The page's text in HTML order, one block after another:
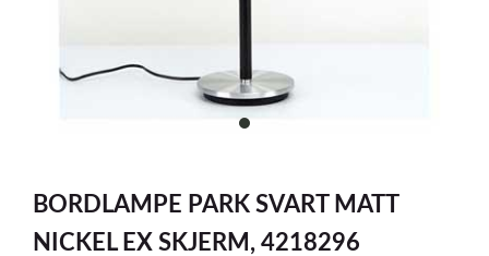
item
of
1
BORDLAMPE PARK SVART MATT
NICKEL EX SKJERM, 4218296